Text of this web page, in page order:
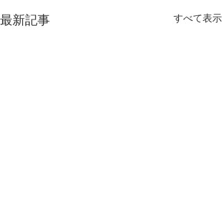
最新記事 すべて表示